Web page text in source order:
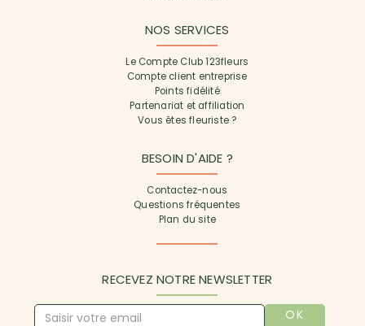
NOS SERVICES
Le Compte Club 123fleurs
Compte client entreprise
Points fidélité
Partenariat et affiliation
Vous êtes fleuriste ?
BESOIN D'AIDE ?
Contactez-nous
Questions fréquentes
Plan du site
RECEVEZ NOTRE NEWSLETTER
OK